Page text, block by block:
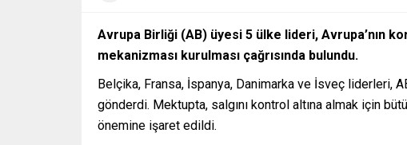
Avrupa Birliği (AB) üyesi 5 ülke lideri, Avrupa’nın
mekanizması kurulması çağrısında bulundu.
Belçika, Fransa, İspanya, Danimarka ve İsveç liderleri,
gönderdi. Mektupta, salgını kontrol altına almak için
önemine işaret edildi.